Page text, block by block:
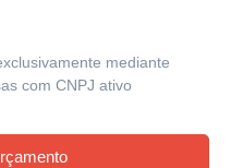
mediante
com CNPJ ativo